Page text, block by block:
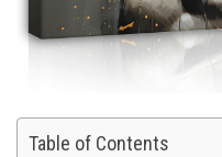
Table of Contents